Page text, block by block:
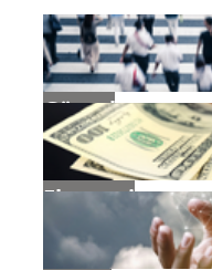
Güncel
Ekonomi